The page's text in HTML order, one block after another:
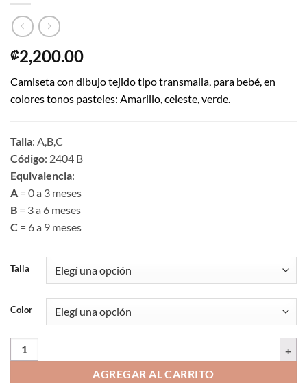
₡2,200.00
Camiseta con dibujo tejido tipo transmalla, para bebé, en
colores tonos pasteles: Amarillo, celeste, verde.
Talla: A,B,C
Código: 2404 B
Equivalencia:
A = 0 a 3 meses
B = 3 a 6 meses
C = 6 a 9 meses
Talla
Color
Camiseta transmalla para bebé, variedad de colores | 2404 B | Tallas
AGREGAR AL CARRITO